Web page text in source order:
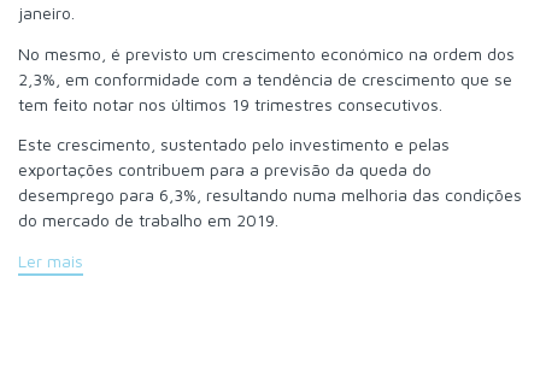
janeiro.
No mesmo, é previsto um crescimento económico na ordem dos
2,3%, em conformidade com a tendência de crescimento que se
tem feito notar nos últimos 19 trimestres consecutivos.
Este crescimento, sustentado pelo investimento e pelas
exportações contribuem para a previsão da queda do
desemprego para 6,3%, resultando numa melhoria das condições
do mercado de trabalho em 2019.
Ler mais